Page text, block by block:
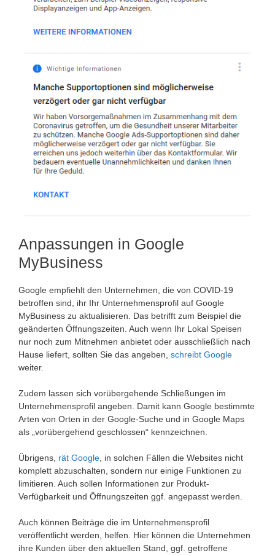
Anpassungen in Google
MyBusiness
Google empfiehlt den Unternehmen, die von COVID-19
betroffen sind, ihr Ihr Unternehmensprofil auf Google
MyBusiness zu aktualisieren. Das betrifft zum Beispiel die
geänderten Öffnungszeiten. Auch wenn Ihr Lokal Speisen
nur noch zum Mitnehmen anbietet oder ausschließlich nach
Hause liefert, sollten Sie das angeben, schreibt Google
weiter.
Zudem lassen sich vorübergehende Schließungen im
Unternehmensprofil angeben. Damit kann Google bestimmte
Arten von Orten in der Google-Suche und in Google Maps
als „vorübergehend geschlossen“ kennzeichnen.
Übrigens, rät Google , in solchen Fällen die Websites nicht
komplett abzuschalten, sondern nur einige Funktionen zu
limitieren. Auch sollen Informationen zur Produkt-
Verfügbarkeit und Öffnungszeiten ggf. angepasst werden.
Auch können Beiträge die im Unternehmensprofil
veröffentlicht werden, helfen. Hier können die Unternehmen
ihre Kunden über den aktuellen Stand, ggf. getroffene